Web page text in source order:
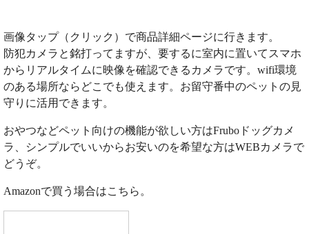
画像タップ（クリック）で商品詳細ページに行きます。
防犯カメラと銘打ってますが、要するに室内に置いてスマホ
からリアルタイムに映像を確認できるカメラです。wifi環境
のある場所ならどこでも使えます。お留守番中のペットの見
守りに活用できます。
おやつなどペット向けの機能が欲しい方はFruboドッグカメ
ラ、シンプルでいいからお安いのを希望な方はWEBカメラで
どうぞ。
Amazonで買う場合はこちら。